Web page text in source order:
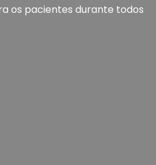
os pacientes durante todos